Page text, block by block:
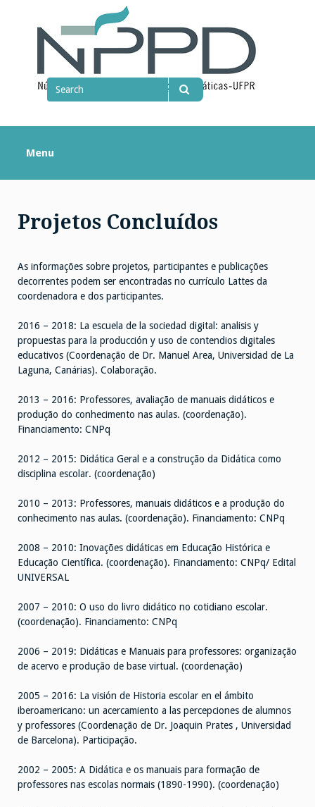
Search
for
Search
Menu
Projetos Concluídos
As informações sobre projetos, participantes e publicações
decorrentes podem ser encontradas no currículo Lattes da
coordenadora e dos participantes.
2016 – 2018: La escuela de la sociedad digital: analisis y
propuestas para la producción y uso de contendios digitales
educativos (Coordenação de Dr. Manuel Area, Universidad de La
Laguna, Canárias). Colaboração.
2013 – 2016: Professores, avaliação de manuais didáticos e
produção do conhecimento nas aulas. (coordenação).
Financiamento: CNPq
2012 – 2015: Didática Geral e a construção da Didática como
disciplina escolar. (coordenação)
2010 – 2013: Professores, manuais didáticos e a produção do
conhecimento nas aulas. (coordenação). Financiamento: CNPq
2008 – 2010: Inovações didáticas em Educação Histórica e
Educação Científica. (coordenação). Financiamento: CNPq/ Edital
UNIVERSAL
2007 – 2010: O uso do livro didático no cotidiano escolar.
(coordenação). Financiamento: CNPq
2006 – 2019: Didáticas e Manuais para professores: organização
de acervo e produção de base virtual. (coordenação)
2005 – 2016: La visión de Historia escolar en el ámbito
iberoamericano: un acercamiento a las percepciones de alumnos
y professores (Coordenação de Dr. Joaquin Prates , Universidad
de Barcelona). Participação.
2002 – 2005: A Didática e os manuais para formação de
professores nas escolas normais (1890-1990). (coordenação)